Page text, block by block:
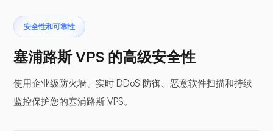
安全性和可靠性
塞浦路斯 VPS 的高级安全性
使用企业级防火墙、实时 DDoS 防御、恶意软件扫描和持续
监控保护您的塞浦路斯 VPS。